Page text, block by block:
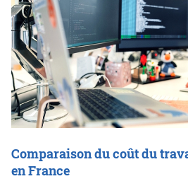
Comparaison du coût du
en France